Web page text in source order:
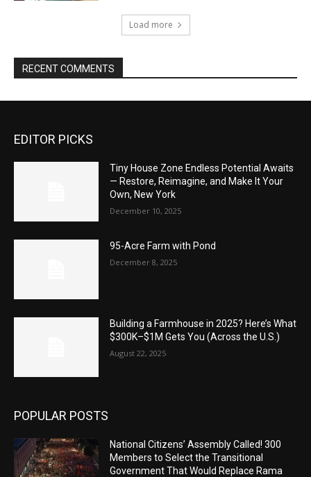
Load more
RECENT COMMENTS
EDITOR PICKS
Tiny House Zone Endless Potential Awaits
— Restore, Reimagine, and Make It Your
Own, New York
December 10, 2025
95-Acre Farm with Pond
December 8, 2025
Building a Farmhouse in 2025? Here’s What
$300K–$1M Gets You (Across the U.S.)
August 22, 2025
POPULAR POSTS
National Citizens’ Assembly Called! 300
Members to Select the Transitional
Government That Would Replace Rama